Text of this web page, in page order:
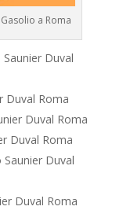
a Roma
Duval
Duval Roma
Duval Roma
Duval Roma
Saunier Duval
Duval Roma